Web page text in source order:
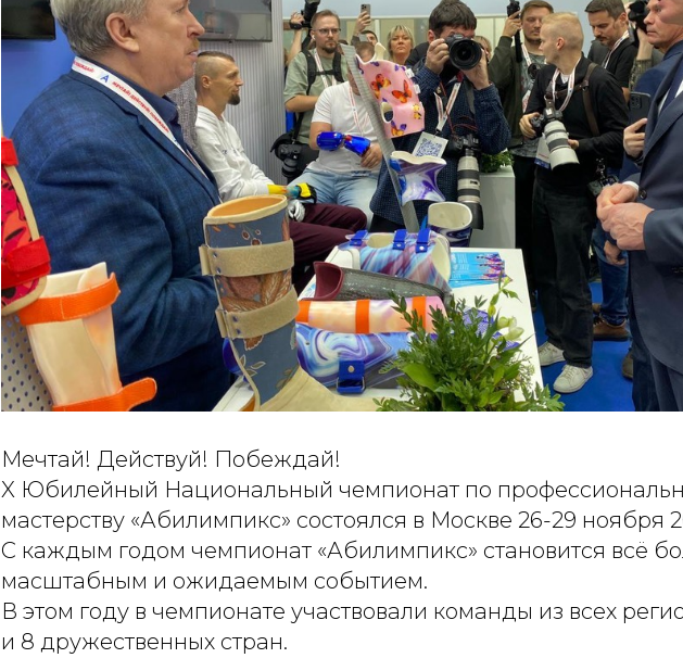
Мечтай! Действуй! Побеждай!
X Юбилейный Национальный чемпионат по
мастерству «Абилимпикс» состоялся в Москве 26-29 ноября
С каждым годом чемпионат «Абилимпикс» становится всё
масштабным и ожидаемым событием.
В этом году в чемпионате участвовали команды из всех
и 8 дружественных стран.